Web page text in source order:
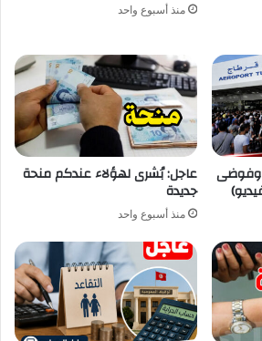
منذ أسبوع واحد
وفوضى عاجل: بُشرى لهؤلاء عندكم منحة
جديدة
منذ أسبوع واحد